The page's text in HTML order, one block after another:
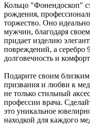
Кольцо "Фонендоскоп"
рождения,
торжество. Оно
мужчин, благодаря
придает изделию
повреждений, а серебро
долговечность и
Подарите своим
призвания и любви к
не только стильный
профессии врача.
это уникальное
находкой для каждого